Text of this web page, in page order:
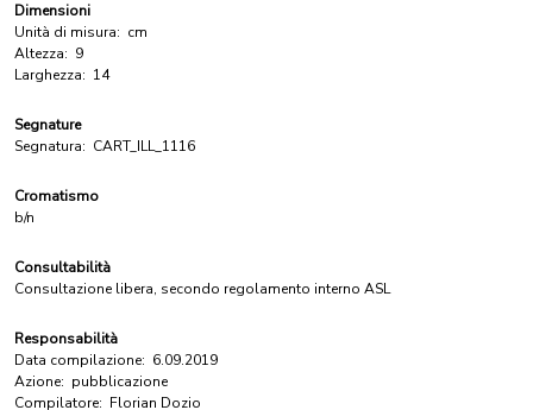
Dimensioni
Unità di misura: cm
Altezza: 9
Larghezza: 14
Segnature
Segnatura: CART_ILL_1116
Cromatismo
b/n
Consultabilità
Consultazione libera, secondo regolamento interno ASL
Responsabilità
Data compilazione: 6.09.2019
Azione: pubblicazione
Compilatore: Florian Dozio